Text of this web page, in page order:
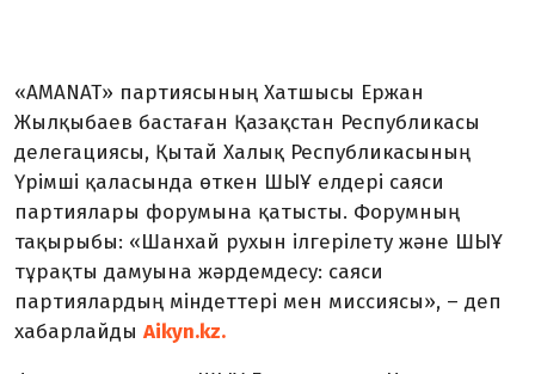
«AMANAT» партиясының Хатшысы Ержан
Жылқыбаев бастаған Қазақстан Республикасы
делегациясы, Қытай Халық Республикасының
Үрімші қаласында өткен ШЫҰ елдері саяси
партиялары форумына қатысты. Форумның
тақырыбы: «Шанхай рухын ілгерілету және ШЫҰ
тұрақты дамуына жәрдемдесу: саяси
партиялардың міндеттері мен миссиясы», – деп
хабарлайды Аikyn.kz.